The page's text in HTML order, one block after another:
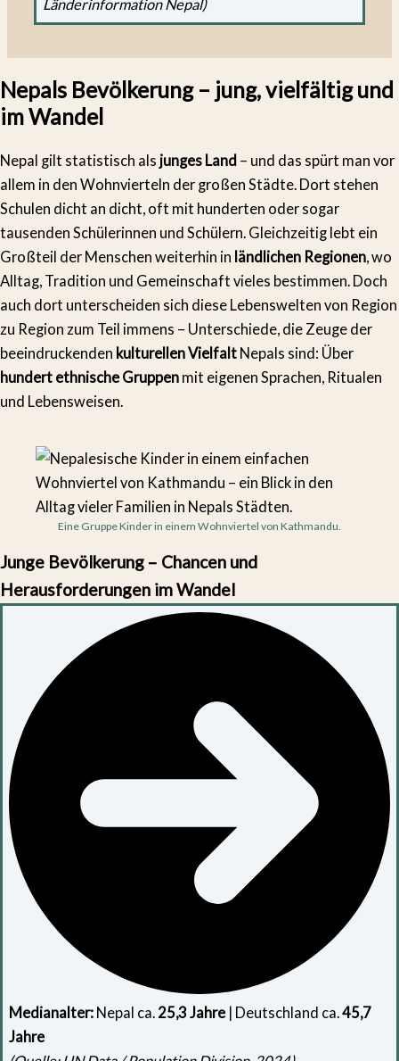
Länderinformation Nepal)
Nepals Bevölkerung – jung, vielfältig und
im Wandel
Nepal gilt statistisch als junges Land – und das spürt man vor
allem in den Wohnvierteln der großen Städte. Dort stehen
Schulen dicht an dicht, oft mit hunderten oder sogar
tausenden Schülerinnen und Schülern. Gleichzeitig lebt ein
Großteil der Menschen weiterhin in ländlichen Regionen, wo
Alltag, Tradition und Gemeinschaft vieles bestimmen. Doch
auch dort unterscheiden sich diese Lebenswelten von Region
zu Region zum Teil immens – Unterschiede, die Zeuge der
beeindruckenden kulturellen Vielfalt Nepals sind: Über
hundert ethnische Gruppen mit eigenen Sprachen, Ritualen
und Lebensweisen.
Eine Gruppe Kinder in einem Wohnviertel von Kathmandu.
Junge Bevölkerung – Chancen und
Herausforderungen im Wandel
Medianalter: Nepal ca. 25,3 Jahre| Deutschland ca.45,7
Jahre